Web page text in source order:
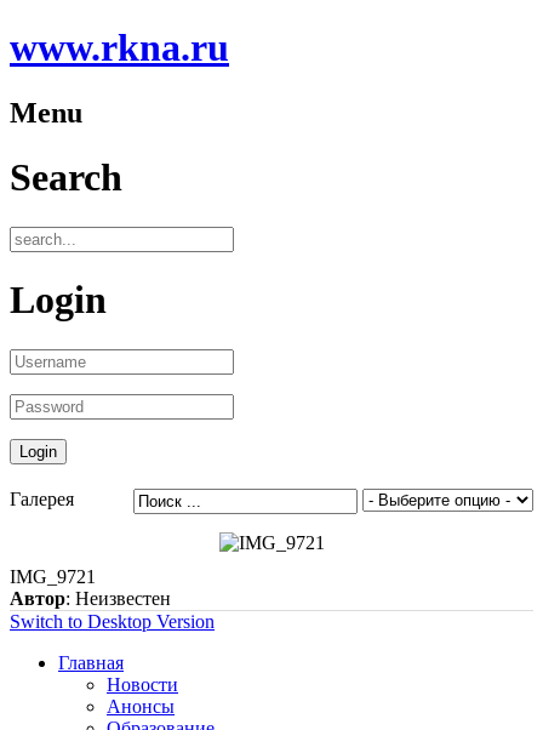
www.rkna.ru
Menu
Search
Login
Галерея
IMG_9721
Автор: Неизвестен
Switch to Desktop Version
Главная
Новости
Анонсы